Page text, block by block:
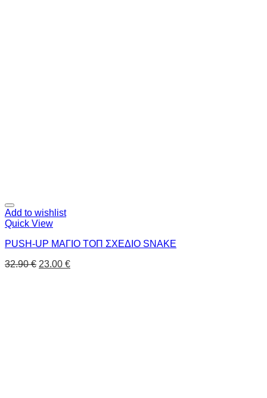
Add to wishlist
Quick View
PUSH-UP ΜΑΓΙΟ ΤΟΠ ΣΧΕΔΙΟ SNAKE
32.90€ 23.00 €